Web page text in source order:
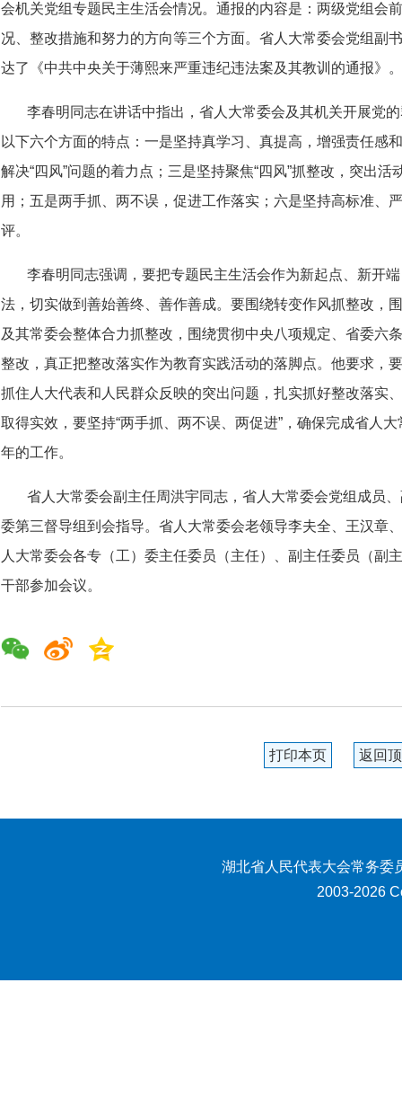
会机关党组专题民主生活会情况。通报的内容是：两级党组会
况、整改措施和努力的方向等三个方面。省人大常委会党组副
达了《中共中央关于薄熙来严重违纪违法案及其教训的通报》。
李春明同志在讲话中指出，省人大常委会及其机关开展党
以下六个方面的特点：一是坚持真学习、真提高，增强责任感
解决“四风”问题的着力点；三是坚持聚焦“四风”抓整改，突出
用；五是两手抓、两不误，促进工作落实；六是坚持高标准、
评。
李春明同志强调，要把专题民主生活会作为新起点、新开端
法，切实做到善始善终、善作善成。要围绕转变作风抓整改，
及其常委会整体合力抓整改，围绕贯彻中央八项规定、省委六
整改，真正把整改落实作为教育实践活动的落脚点。他要求，
抓住人大代表和人民群众反映的突出问题，扎实抓好整改落实
取得实效，要坚持“两手抓、两不误、两促进”，确保完成省人
年的工作。
省人大常委会副主任周洪宇同志，省人大常委会党组成员
委第三督导组到会指导。省人大常委会老领导李夫全、王汉章
人大常委会各专（工）委主任委员（主任）、副主任委员（副
干部参加会议。
打印本页 返回
湖北省人民代表大会常务委
2003-2026